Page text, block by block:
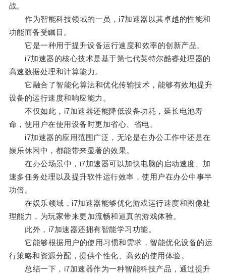
战。
作为智能科技领域的一员，i7加速器以其卓越的性能和
功能而备受瞩目。
它是一种用于提升设备运行速度和效率的创新产品。
i7加速器的核心技术是基于第七代英特尔酷睿处理器的
高速数据处理和计算能力。
它融合了智能化算法和优化传输技术，能够有效地提升
设备的运行速度和响应能力。
不仅如此，i7加速器还能降低设备功耗，延长电池寿
命，使用户在使用设备时更加省心、省电。
i7加速器的应用范围广泛，无论是在办公工作中还是在
娱乐休闲中，都能带来显著的效果。
在办公场景中，i7加速器可以加快电脑的启动速度、加
速多任务处理以及提升软件运行效率，使用户在办公中事半
功倍。
在娱乐领域，i7加速器能够优化游戏运行速度和图像处
理能力，为玩家带来更加流畅和逼真的游戏体验。
此外，i7加速器还拥有智能学习功能。
它能够根据用户的使用习惯和需求，智能优化设备的运
行策略和资源分配，提供个性化、高效的使用体验。
总结一下，i7加速器作为一种智能科技产品，通过提升